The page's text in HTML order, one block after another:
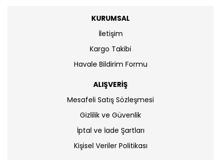
KURUMSAL
İletişim
Kargo Takibi
Havale Bildirim Formu
ALIŞVERİŞ
Mesafeli Satış Sözleşmesi
Gizlilik ve Güvenlik
İptal ve İade Şartları
Kişisel Veriler Politikası